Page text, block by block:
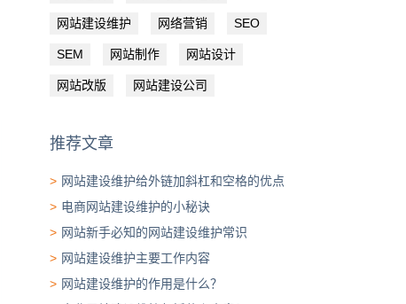
网站建设维护 网络营销 SEO
SEM 网站制作 网站设计
网站改版 网站建设公司
推荐文章
> 网站建设维护给外链加斜杠和空格的优点
> 电商网站建设维护的小秘诀
> 网站新手必知的网站建设维护常识
> 网站建设维护主要工作内容
> 网站建设维护的作用是什么？